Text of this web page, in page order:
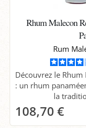
Rhum Malecon
Rum
Découvrez le Rhum
: un rhum
la
108,70 €